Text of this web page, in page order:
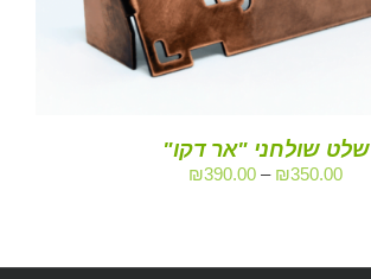
שלט שולחני "אר דקו"
₪350.00
–
₪390.00